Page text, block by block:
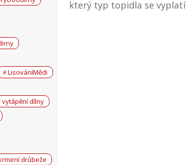
LisováníMědi
vytápění dílny
drůbeže
který typ topidla se vyplatí